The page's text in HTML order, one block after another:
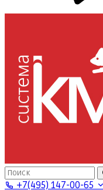
+7(495) 147-00-65